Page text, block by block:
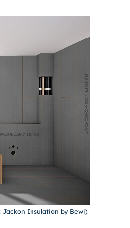
Jackon Insulation by Bewi)